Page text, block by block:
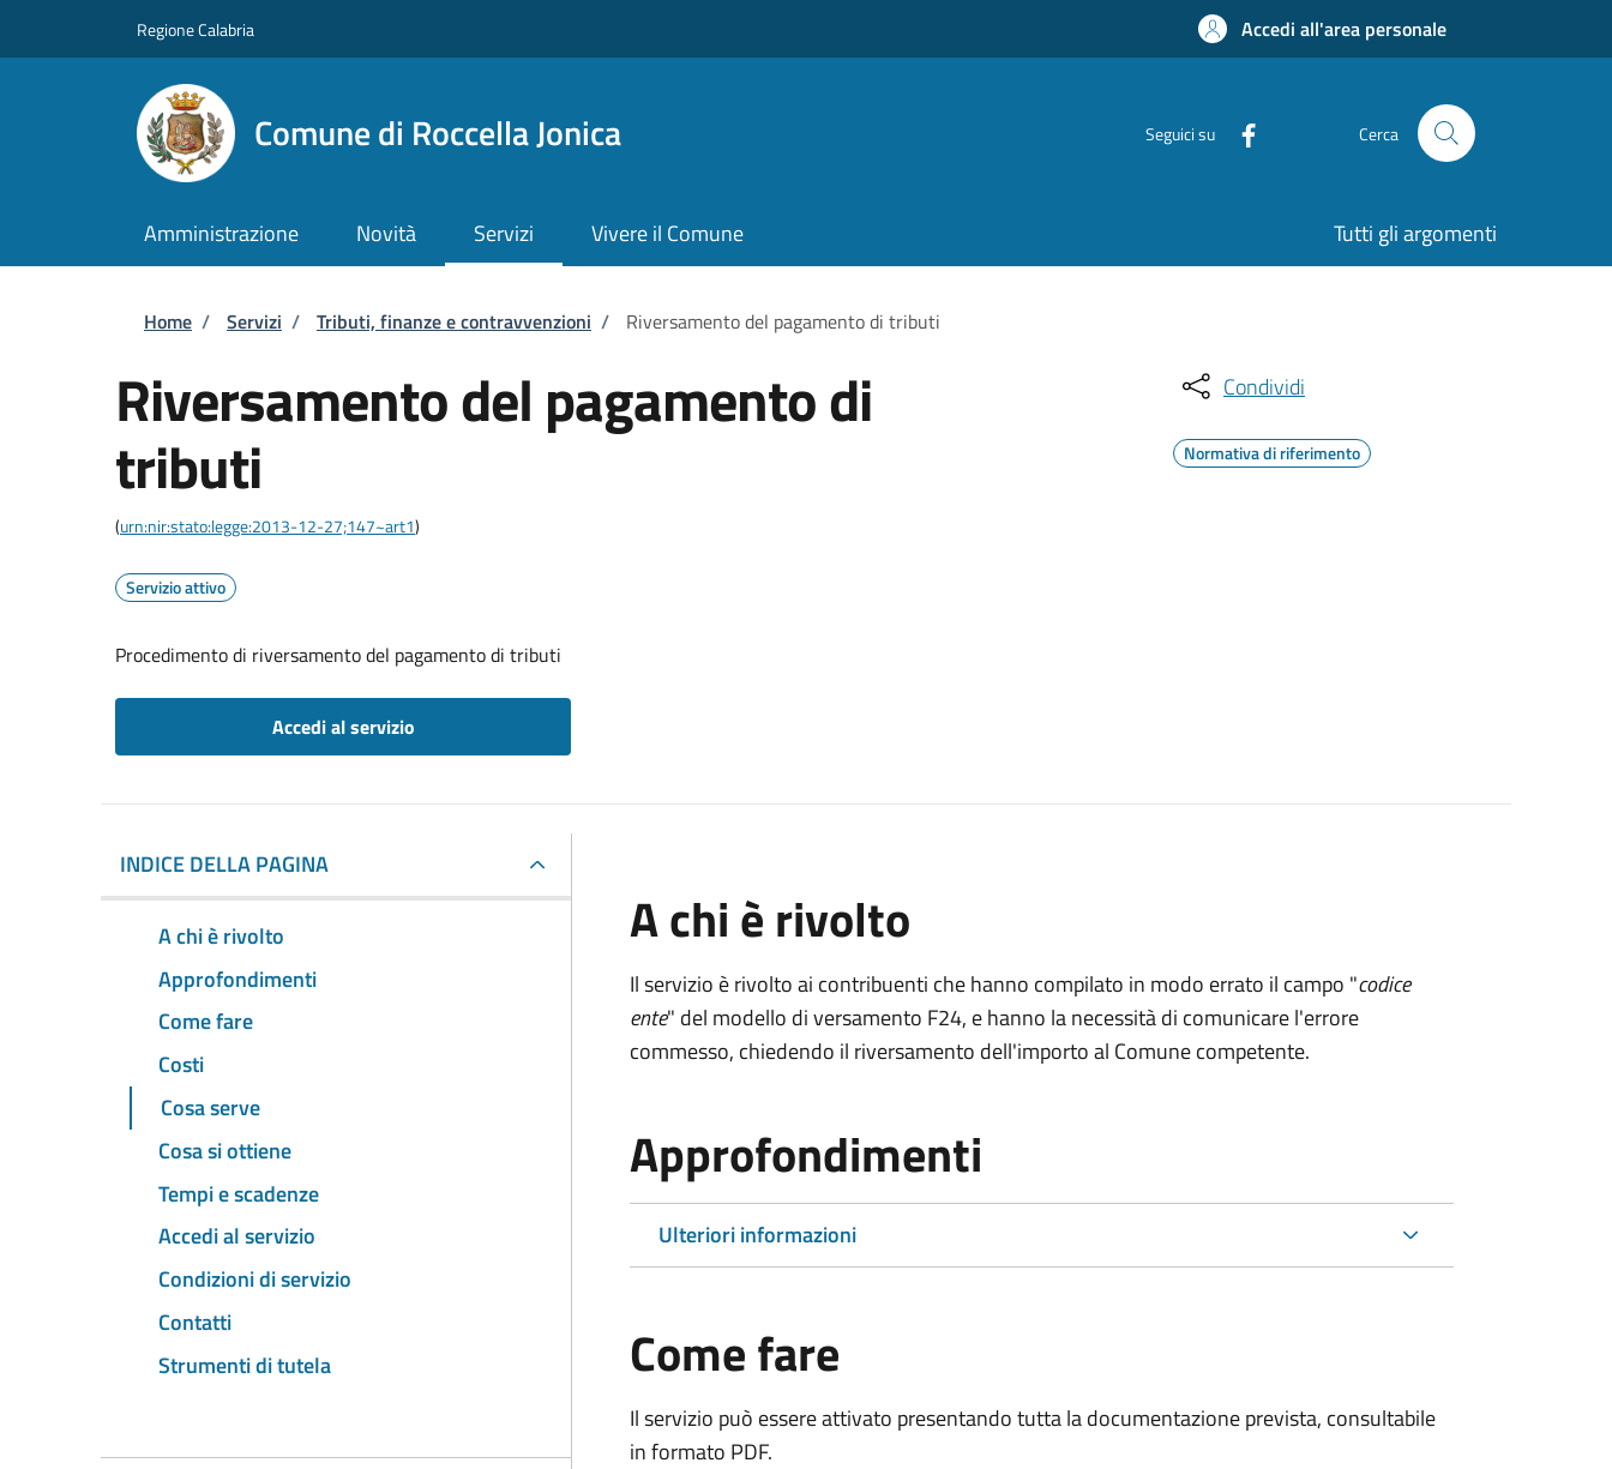
Regione Calabria Accedi all'area personale
Comune di Roccella Jonica Seguici su Cerca
Amministrazione Novità Servizi Vivere il Comune Tutti gli argomenti
Briciole di pane
Home / Servizi / Tributi, finanze e contravvenzioni / Riversamento del pagamento di tributi
Riversamento del pagamento di
tributi
(urn:nir:stato:legge:2013-12-27;147~art1)
Servizio attivo
Procedimento di riversamento del pagamento di tributi
Accedi al servizio
Condividi
Normativa di riferimento
INDICE DELLA PAGINA
A chi è rivolto
Approfondimenti
Come fare
Costi
Cosa serve
Cosa si ottiene
Tempi e scadenze
Accedi al servizio
Condizioni di servizio
Contatti
Strumenti di tutela
A chi è rivolto
Il servizio è rivolto ai contribuenti che hanno compilato in modo errato il campo "codice
ente" del modello di versamento F24, e hanno la necessità di comunicare l'errore
commesso, chiedendo il riversamento dell'importo al Comune competente.
Approfondimenti
Ulteriori informazioni
Come fare
Il servizio può essere attivato presentando tutta la documentazione prevista, consultabile
in formato PDF.